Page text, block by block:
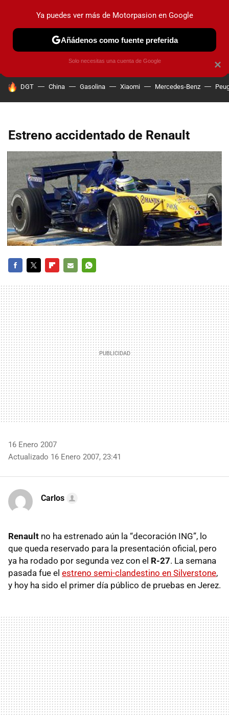
PRUEBAS COCHES ELÉCTRICOS OBSERVATORIO
HOY SE HABLA DE
DGT China Gasolina Xiaomi Mercedes-Benz
Estreno accidentado de Renault
MAIL
16 Enero 2007
Actualizado 16 Enero 2007, 23:41
Carlos
Renault no ha estrenado aún la “decoración ING”, lo
que queda reservado para la presentación oficial, pero
ya ha rodado por segunda vez con el R-27. La semana
pasada fue el estreno semi-clandestino en Silverstone,
y hoy ha sido el primer día público de pruebas en Jerez.
×
Ya puedes ver más de Motorpasion en Google
Añádenos como fuente preferida
Solo necesitas una cuenta de Google